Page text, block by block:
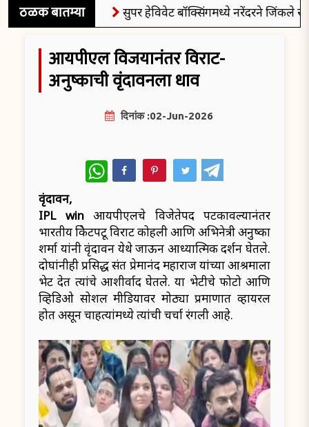
ठळक बातम्या सुपर हेविवेट बॉक्सिंगमध्ये नरेंदरने जिंकले
आयपीएल विजयानंतर विराट-
अनुष्काची वृंदावनला धाव
दिनांक :02-Jun-2026
WhatsApp
वृंदावन,
IPL winआयपीएलचे विजेतेपद पटकावल्यानंतर
भारतीय क्रिकेटपटू विराट कोहली आणि अभिनेत्री अनुष्का
शर्मा यांनी वृंदावन येथे जाऊन आध्यात्मिक दर्शन घेतले.
दोघांनीही प्रसिद्ध संत प्रेमानंद महाराज यांच्या आश्रमाला
भेट देत त्यांचे आशीर्वाद घेतले. या भेटीचे फोटो आणि
व्हिडिओ सोशल मीडियावर मोठ्या प्रमाणात व्हायरल
होत असून चाहत्यांमध्ये त्यांची चर्चा रंगली आहे.